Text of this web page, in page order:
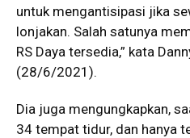
untuk mengantisipasi jika
lonjakan. Salah satunya
RS Daya tersedia,” kata
(28/6/2021).
Dia juga mengungkapkan,
34 tempat tidur, dan hanya